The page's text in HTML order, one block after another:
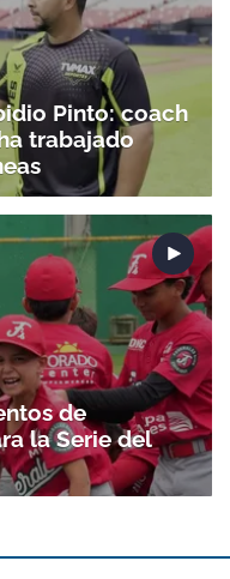
Pinto: coach
trabajado
de
la Serie del